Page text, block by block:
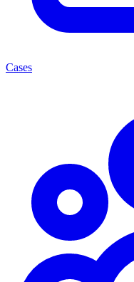
Cases